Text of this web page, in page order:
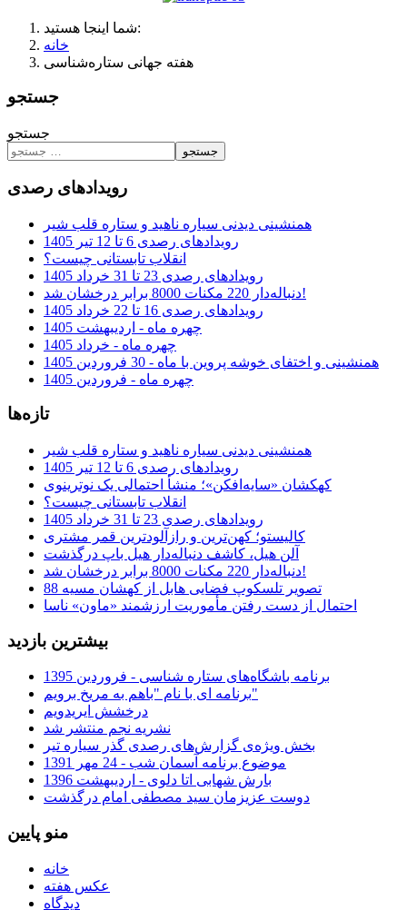
شما اینجا هستید:
خانه
هفته جهانی ستاره‌شناسی
جستجو
جستجو
جستجو
رویدادهای رصدی
همنشینی دیدنی سیاره ناهید و ستاره قلب شیر
رویدادهای رصدی 6 تا 12 تیر 1405
انقلاب تابستانی چیست؟
رویدادهای رصدی 23 تا 31 خرداد 1405
دنباله‌دار 220 مکنات 8000 برابر درخشان شد!
رویدادهای رصدی 16 تا 22 خرداد 1405
چهره ماه - اردیبهشت 1405
چهره ماه - خرداد 1405
همنشینی و اختفای خوشه پروین با ماه - 30 فروردین 1405
چهره ماه - فروردین 1405
تازه‌ها
همنشینی دیدنی سیاره ناهید و ستاره قلب شیر
رویدادهای رصدی 6 تا 12 تیر 1405
کهکشان «سایه‌افکن»؛ منشأ احتمالی یک نوترینوی
انقلاب تابستانی چیست؟
رویدادهای رصدی 23 تا 31 خرداد 1405
کالیستو؛ کهن‌ترین و رازآلودترین قمر مشتری
آلن هیل، کاشف دنباله‌دار هیل باپ درگذشت
دنباله‌دار 220 مکنات 8000 برابر درخشان شد!
تصویر تلسکوپ فضایی هابل از کهشان مسیه 88
احتمال از دست رفتن مأموریت ارزشمند «ماون» ناسا
بیشترین بازدید
برنامه باشگاه‌های ستاره شناسی - فروردین 1395
برنامه ای با نام "باهم به مریخ برویم"
درخشش ایریدویم
نشریه نجم منتشر شد
بخش ویژه‌ی گزارش‌های رصدی گذر سیاره تیر
موضوع برنامه آسمان شب - 24 مهر 1391
بارش شهابی اتا دلوی - اردیبهشت 1396
دوست عزیزمان سید مصطفی امام درگذشت
منو پایین
خانه
عکس هفته
دیدگاه